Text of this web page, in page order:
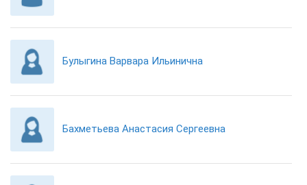
Булыгина Варвара Ильинична
Бахметьева Анастасия Сергеевна